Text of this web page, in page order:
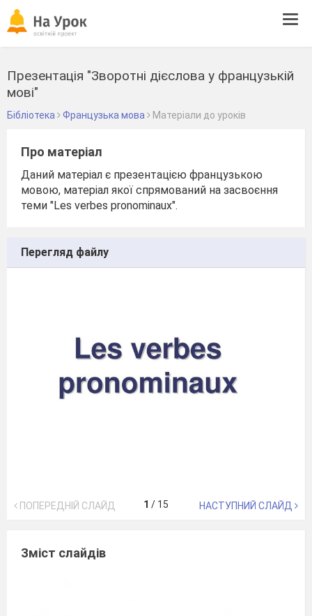
Презентація "Зворотні дієслова у французькій
мові"
Бібліотека Французька мова Матеріали до уроків
Про матеріал
Даний матеріал є презентацією французькою
мовою, матеріал якої спрямований на засвоєння
теми "Les verbes pronominaux".
Перегляд файлу
ПОПЕРЕДНІЙ СЛАЙД 1 / 15 НАСТУПНИЙ СЛАЙД
Зміст слайдів